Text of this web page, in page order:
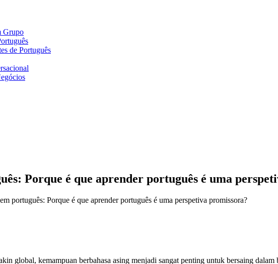
Grupo
de Português
Porque é que aprender português é uma
português: Porque é que aprender português é uma perspetiva promissora?
global, kemampuan berbahasa asing menjadi sangat penting untuk bersaing dalam